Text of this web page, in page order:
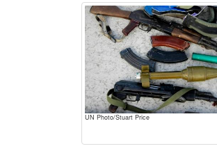
UN Photo/Stuart Price